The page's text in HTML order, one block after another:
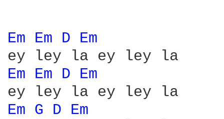
Em Em D Em
Em Em D Em
Em G D Em